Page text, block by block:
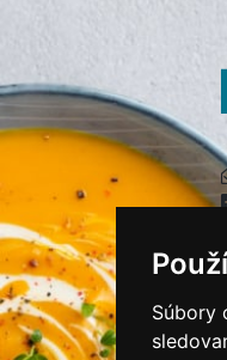
Súbory